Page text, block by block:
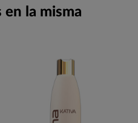
la misma